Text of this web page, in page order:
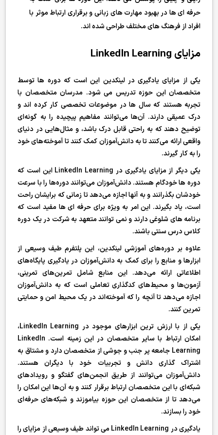
حرفه ای ها در بهبود مهارت های زبانی و برقراری ارتباط موثر با
افراد از فرهنگ های مختلف طراحی شده اند.
مزایای LinkedIn Learning
یکی از مزایای یادگیری در لینکدین این است که دوره ها توسط
متخصصان این حوزه تدریس می شود. مدرسان متخصصان با
تجربه هستند که سال ها در موضوعات تخصصی کار کرده اند و
درک عمیقی دارند. آن‌ها می‌توانند مفاهیم پیچیده را به گونه‌ای
توضیح دهند که به راحتی قابل درک باشد، و مثال‌هایی در دنیای
واقعی ارائه می‌کنند تا به دانش‌آموزان کمک کنند تا آموخته‌های خود
را به کار گیرند.
یکی دیگر از مزایای یادگیری در LinkedIn Learning این است که
دوره ها خودگام هستند. دانش‌آموزان می‌توانند دوره‌ها را با سرعت
خودشان بگذرانند و به آنها اجازه می‌دهد تا زمانی که برایشان راحت
است، یاد بگیرند. این امر به ویژه برای حرفه ای ها مفید است که
برنامه های شلوغی دارند و نمی توانند متعهد به شرکت در یک دوره
کلاس درس سنتی باشند.
علاوه بر دوره‌های آموزشی لینکدین، این پلتفرم طیف وسیعی از
ابزارها و منابع را برای کمک به دانش‌آموزان در یادگیری پایگاه‌های
اطلاعاتی ارائه می‌دهد. این منابع شامل تمرین‌های تمرینی،
آزمون‌ها و محیط‌های کدگذاری تعاملی است که به دانش‌آموزان
اجازه می‌دهد تا آنچه را که آموخته‌اند در یک محیط امن و حمایتی
تمرین کنند.
یکی از با ارزش ترین ابزارهای موجود در LinkedIn Learning،
امکان ارتباط با سایر متخصصان در این زمینه است. LinkedIn
Learning جامعه پر جنب و جوشی از متخصصان دارد و مشتاق به
اشتراک گذاری دانش و تجربیات خود با دیگران هستند.
دانش‌آموزان می‌توانند از طریق انجمن‌های گفتگو و رویدادهای
شبکه‌ای با این متخصصان ارتباط برقرار کنند و به آن‌ها این امکان را
می‌دهد تا از متخصصان این حوزه بیاموزند و شبکه‌های حرفه‌ای
خود را بسازند.
یادگیری در LinkedIn Learning می تواند طیف وسیعی از مزایای را